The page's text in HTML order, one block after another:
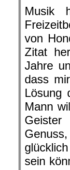
Musik
von
Zitat
Jahre
dass
Lösung
Mann
sein